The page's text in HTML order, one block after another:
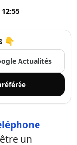
👇
Actualités
un